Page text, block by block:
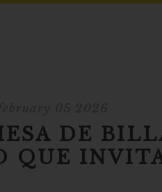
DE
QUE